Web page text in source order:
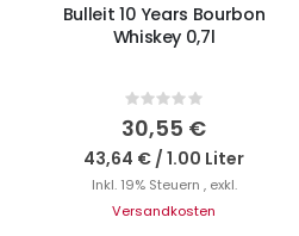
Bulleit 10 Years Bourbon
Whiskey 0,7l
Rating:
0%
30,55 €
43,64 € / 1.00 Liter
Inkl. 19% Steuern , exkl.
Versandkosten